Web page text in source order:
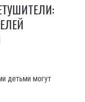
детьми могут